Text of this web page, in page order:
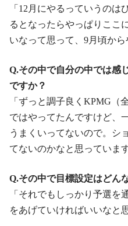
「12月にやるっていうのは
るとなったらやっぱりここ
いなって思って、9月頃から
Q.その中で自分の中では感
ですか？
「ずっと調子良くKPMG（
ではやってたんですけど、
うまくいってないので。シ
てないのかなと思っています
Q.その中で目標設定はどん
「それでもしっかり予選を
をあげていければいいなと